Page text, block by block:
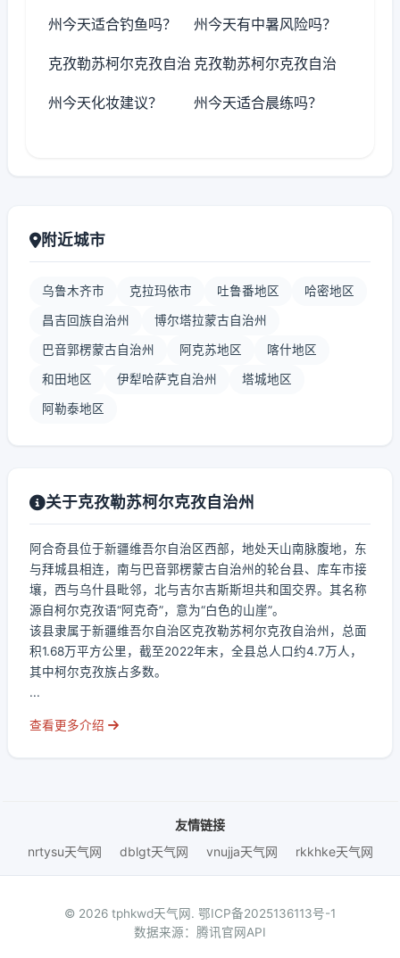
州今天适合钓鱼吗？ 州今天有中暑风险吗？
克孜勒苏柯尔克孜自治
州今天化妆建议？
克孜勒苏柯尔克孜自治
州今天适合晨练吗？
附近城市
乌鲁木齐市 克拉玛依市 吐鲁番地区 哈密地区
昌吉回族自治州 博尔塔拉蒙古自治州
巴音郭楞蒙古自治州 阿克苏地区 喀什地区
和田地区 伊犁哈萨克自治州 塔城地区
阿勒泰地区
关于克孜勒苏柯尔克孜自治州
阿合奇县位于新疆维吾尔自治区西部，地处天山南脉腹地，东
与拜城县相连，南与巴音郭楞蒙古自治州的轮台县、库车市接
壤，西与乌什县毗邻，北与吉尔吉斯斯坦共和国交界。其名称
源自柯尔克孜语“阿克奇”，意为“白色的山崖”。
该县隶属于新疆维吾尔自治区克孜勒苏柯尔克孜自治州，总面
积1.68万平方公里，截至2022年末，全县总人口约4.7万人，
其中柯尔克孜族占多数。
...
查看更多介绍
友情链接
nrtysu天气网
dblgt天气网 vnujja天气网 rkkhke天气网
© 2026 tphkwd天气网. 鄂ICP备2025136113号-1
数据来源：腾讯官网API